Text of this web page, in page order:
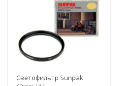
Светофильтр Sunpak